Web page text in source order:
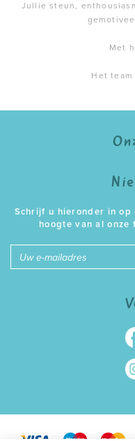
Jullie steun,
Met
Het team
Schrijf u hieronder in
hoogte van al